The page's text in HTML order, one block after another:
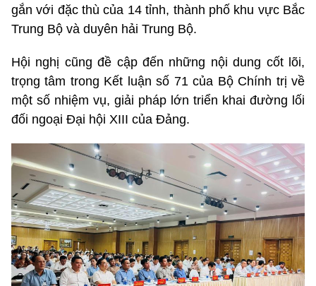
gắn với đặc thù của 14 tỉnh, thành phố khu vực Bắc
Trung Bộ và duyên hải Trung Bộ.
Hội nghị cũng đề cập đến những nội dung cốt lõi,
trọng tâm trong Kết luận số 71 của Bộ Chính trị về
một số nhiệm vụ, giải pháp lớn triển khai đường lối
đối ngoại Đại hội XIII của Đảng.